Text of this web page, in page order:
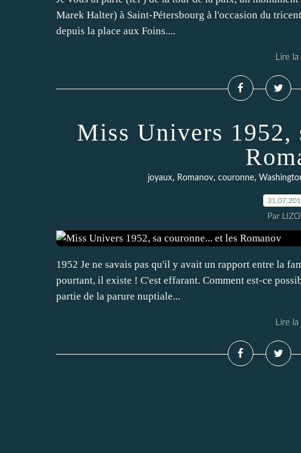
Marek Halter) à Saint-Pétersbourg à l'occasion du
depuis la place aux Foins....
Lire la
Miss Univers 1952,
joyaux, Romanov, couronne,
Par
1952 Je ne savais pas qu'il y avait un rapport entre la
pourtant, il existe ! C'est effarant. Comment est-ce
partie de la parure nuptiale...
Lire la